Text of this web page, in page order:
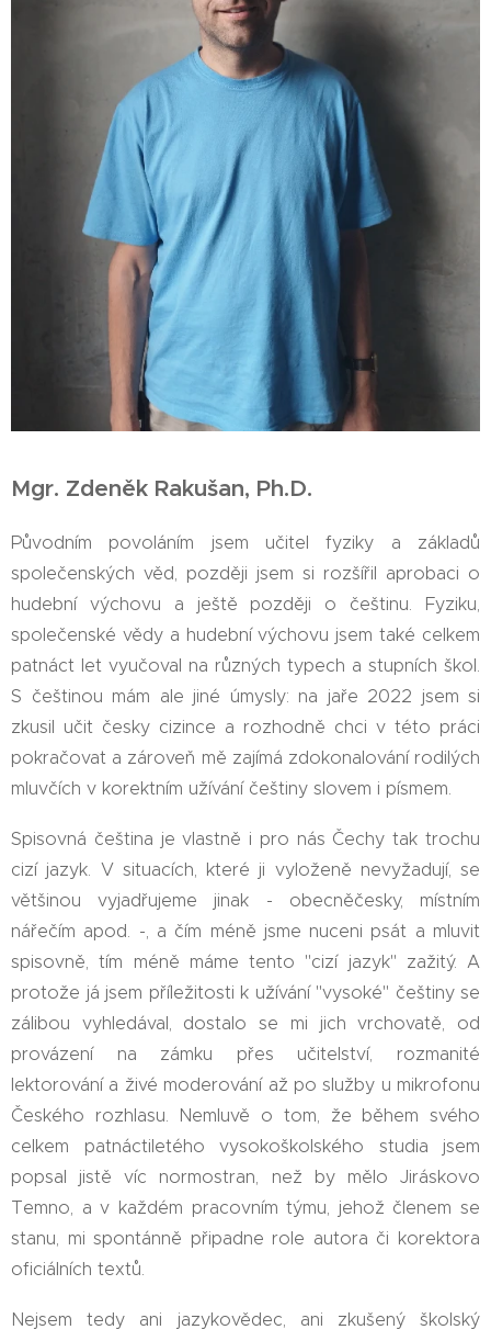
Mgr. Zdeněk Rakušan, Ph.D.
Původním povoláním jsem učitel fyziky a základů
společenských věd, později jsem si rozšířil aprobaci o
hudební výchovu a ještě později o češtinu. Fyziku,
společenské vědy a hudební výchovu jsem také celkem
patnáct let vyučoval na různých typech a stupních škol.
S češtinou mám ale jiné úmysly: na jaře 2022 jsem si
zkusil učit česky cizince a rozhodně chci v této práci
pokračovat a zároveň mě zajímá zdokonalování rodilých
mluvčích v korektním užívání češtiny slovem i písmem.
Spisovná čeština je vlastně i pro nás Čechy tak trochu
cizí jazyk. V situacích, které ji vyloženě nevyžadují, se
většinou vyjadřujeme jinak - obecněčesky, místním
nářečím apod. -, a čím méně jsme nuceni psát a mluvit
spisovně, tím méně máme tento "cizí jazyk" zažitý. A
protože já jsem příležitosti k užívání "vysoké" češtiny se
zálibou vyhledával, dostalo se mi jich vrchovatě, od
provázení na zámku přes učitelství, rozmanité
lektorování a živé moderování až po služby u mikrofonu
Českého rozhlasu. Nemluvě o tom, že během svého
celkem patnáctiletého vysokoškolského studia jsem
popsal jistě víc normostran, než by mělo Jiráskovo
Temno, a v každém pracovním týmu, jehož členem se
stanu, mi spontánně připadne role autora či korektora
oficiálních textů.
Nejsem tedy ani jazykovědec, ani zkušený školský